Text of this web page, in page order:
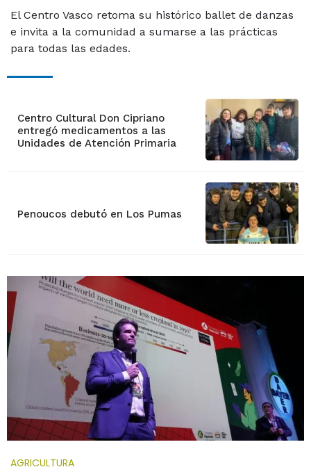
El Centro Vasco retoma su histórico ballet de danzas
e invita a la comunidad a sumarse a las prácticas
para todas las edades.
Centro Cultural Don Cipriano
entregó medicamentos a las
Unidades de Atención Primaria
Penoucos debutó en Los Pumas
AGRICULTURA